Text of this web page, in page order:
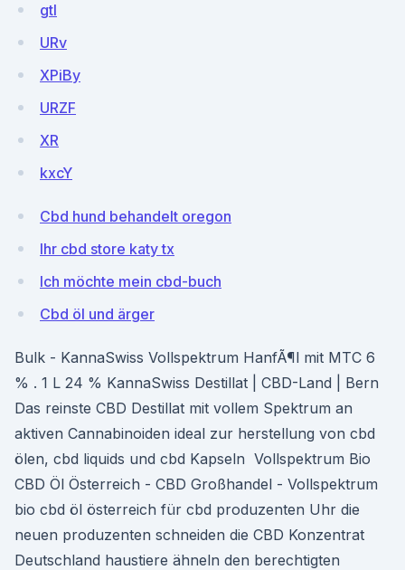
gtl
URv
XPiBy
URZF
XR
kxcY
Cbd hund behandelt oregon
Ihr cbd store katy tx
Ich möchte mein cbd-buch
Cbd öl und ärger
Bulk - KannaSwiss Vollspektrum HanfÃ¶l mit MTC 6
% . 1 L 24 % KannaSwiss Destillat | CBD-Land | Bern
Das reinste CBD Destillat mit vollem Spektrum an
aktiven Cannabinoiden ideal zur herstellung von cbd
ölen, cbd liquids und cbd Kapseln ️ Vollspektrum Bio
CBD Öl Österreich - CBD Großhandel - Vollspektrum
bio cbd öl österreich für cbd produzenten Uhr die
neuen produzenten schneiden die CBD Konzentrat
Deutschland haustiere ähneln den berechtigten